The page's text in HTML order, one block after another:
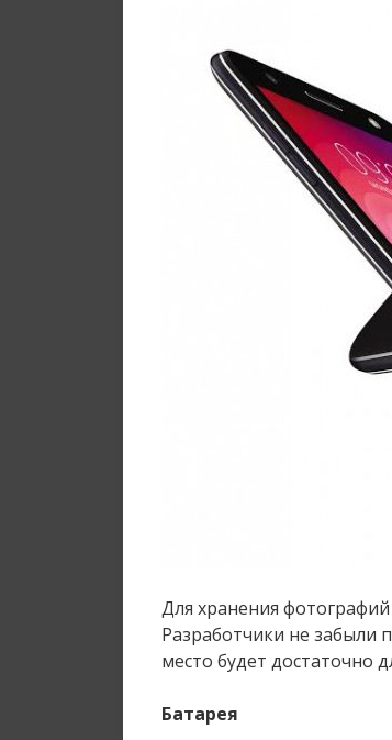
Для хранения
Разработчики не забыли
место будет достаточно
Батарея